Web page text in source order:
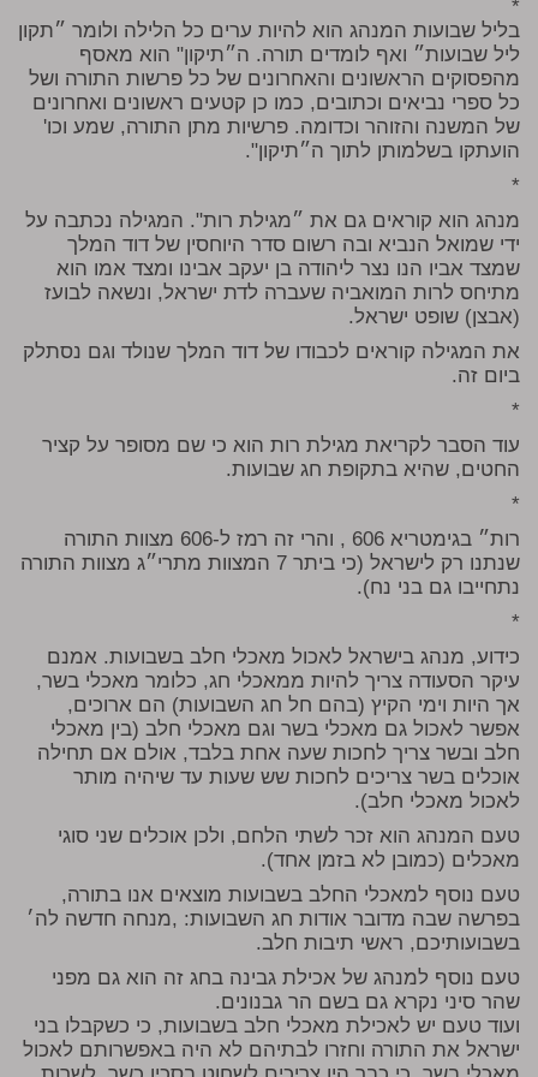
*
בליל שבועות המנהג הוא להיות ערים כל הלילה ולומר ״תקון
ליל שבועות״ ואף לומדים תורה. ה״תיקון" הוא מאסף
מהפסוקים הראשונים והאחרונים של כל פרשות התורה ושל
כל ספרי נביאים וכתובים, כמו כן קטעים ראשונים ואחרונים
של המשנה והזוהר וכדומה. פרשיות מתן התורה, שמע וכו'
הועתקו בשלמותן לתוך ה״תיקון".
*
מנהג הוא קוראים גם את ״מגילת רות". המגילה נכתבה על
ידי שמואל הנביא ובה רשום סדר היוחסין של דוד המלך
שמצד אביו הנו נצר ליהודה בן יעקב אבינו ומצד אמו הוא
מתיחס לרות המואביה שעברה לדת ישראל, ונשאה לבועז
(אבצן) שופט ישראל.
את המגילה קוראים לכבודו של דוד המלך שנולד וגם נסתלק
ביום זה.
*
עוד הסבר לקריאת מגילת רות הוא כי שם מסופר על קציר
החטים, שהיא בתקופת חג שבועות.
*
רות״ בגימטריא 606 , והרי זה רמז ל-606 מצוות התורה
שנתנו רק לישראל (כי ביתר 7 המצוות מתרי״ג מצוות התורה
נתחייבו גם בני נח).
*
כידוע, מנהג בישראל לאכול מאכלי חלב בשבועות. אמנם
עיקר הסעודה צריך להיות ממאכלי חג, כלומר מאכלי בשר,
אך היות וימי הקיץ (בהם חל חג השבועות) הם ארוכים,
אפשר לאכול גם מאכלי בשר וגם מאכלי חלב (בין מאכלי
חלב ובשר צריך לחכות שעה אחת בלבד, אולם אם תחילה
אוכלים בשר צריכים לחכות שש שעות עד שיהיה מותר
לאכול מאכלי חלב).
טעם המנהג הוא זכר לשתי הלחם, ולכן אוכלים שני סוגי
מאכלים (כמובן לא בזמן אחד).
טעם נוסף למאכלי החלב בשבועות מוצאים אנו בתורה,
בפרשה שבה מדובר אודות חג השבועות: ,מנחה חדשה לה׳
בשבועותיכם, ראשי תיבות חלב.
טעם נוסף למנהג של אכילת גבינה בחג זה הוא גם מפני
שהר סיני נקרא גם בשם הר גבנונים.
ועוד טעם יש לאכילת מאכלי חלב בשבועות, כי כשקבלו בני
ישראל את התורה וחזרו לבתיהם לא היה באפשרותם לאכול